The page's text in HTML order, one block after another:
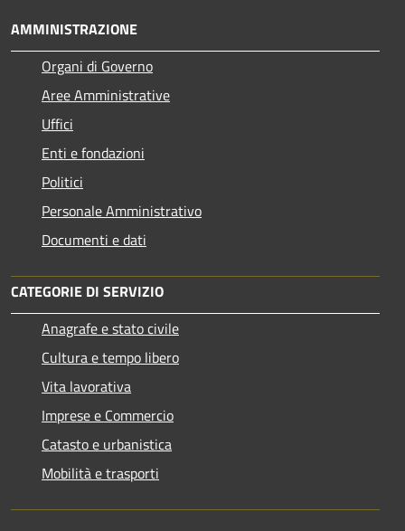
AMMINISTRAZIONE
Organi di Governo
Aree Amministrative
Uffici
Enti e fondazioni
Politici
Personale Amministrativo
Documenti e dati
CATEGORIE DI SERVIZIO
Anagrafe e stato civile
Cultura e tempo libero
Vita lavorativa
Imprese e Commercio
Catasto e urbanistica
Mobilità e trasporti